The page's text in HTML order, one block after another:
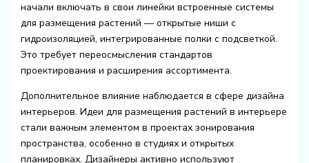
начали включать в свои линейки встроенные системы
для размещения растений — открытые ниши с
гидроизоляцией, интегрированные полки с подсветкой.
Это требует переосмысления стандартов
проектирования и расширения ассортимента.
Дополнительное влияние наблюдается в сфере дизайна
интерьеров. Идеи для размещения растений в интерьере
стали важным элементом в проектах зонирования
пространства, особенно в студиях и открытых
планировках. Дизайнеры активно используют